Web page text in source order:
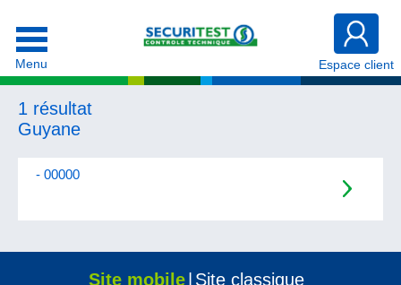
Menu Espace client
1 résultat
Guyane
- 00000
Site mobile Site classique